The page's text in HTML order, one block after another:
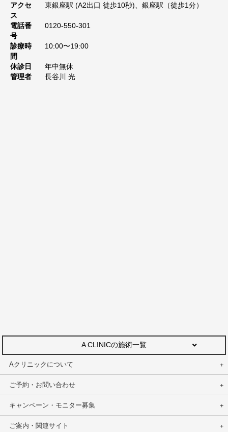
アクセ
ス
東銀座駅 (A2出口 徒歩10秒)、銀座駅（徒歩1分）
電話番
号
0120-550-301
診療時
間
10:00〜19:00
休診日
年中無休
管理者
長谷川 光
A CLINICの施術一覧
Aクリニックについて
ご予約・お問い合わせ
キャンペーン・モニター募集
ご案内・関連サイト